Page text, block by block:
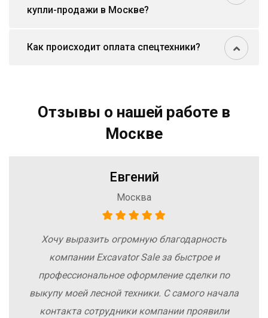
купли-продажи в Москве?
Как происходит оплата спецтехники?
Отзывы о нашей работе в
Москве
Евгений
Москва
Хочу выразить огромную благодарность
компании Excavator Sale за быстрое и
профессиональное оформление сделки по
выкупу моей лесной техники. С самого начала
контакта сотрудники компании проявили